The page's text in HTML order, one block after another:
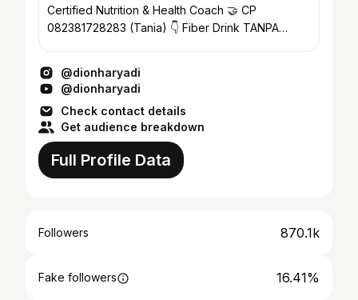
Certified Nutrition & Health Coach 🤝 CP
‪082381728283‬ (Tania) 👇 Fiber Drink TANPA
@dionharyadi
@dionharyadi
Check contact details
Get audience breakdown
Full Profile Data
Followers 870.1k
Fake followers 16.41%